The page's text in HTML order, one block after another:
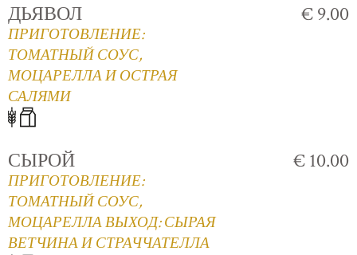
ДЬЯВОЛ
ПРИГОТОВЛЕНИЕ:
ТОМАТНЫЙ СОУС,
МОЦАРЕЛЛА И ОСТРАЯ
САЛЯМИ
€ 9.00
СЫРОЙ
ПРИГОТОВЛЕНИЕ:
ТОМАТНЫЙ СОУС,
МОЦАРЕЛЛА ВЫХОД: СЫРАЯ
ВЕТЧИНА И СТРАЧЧАТЕЛЛА
€ 10.00